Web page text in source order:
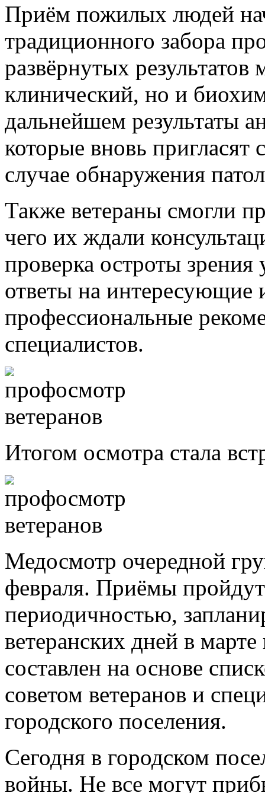
Приём пожилых людей
традиционного забора
развёрнутых
клинический, но и
дальнейшем результаты
которые вновь
случае обнаружения
Также ветераны смогли
чего их ждали
проверка остроты
ответы на интересующие
профессиональные
специалистов.
Итогом осмотра стала
Медосмотр очередной
февраля. Приёмы
периодичностью,
ветеранских дней в
составлен на основе
советом ветеранов и
городского поселения.
Сегодня в городском
войны. Не все могут